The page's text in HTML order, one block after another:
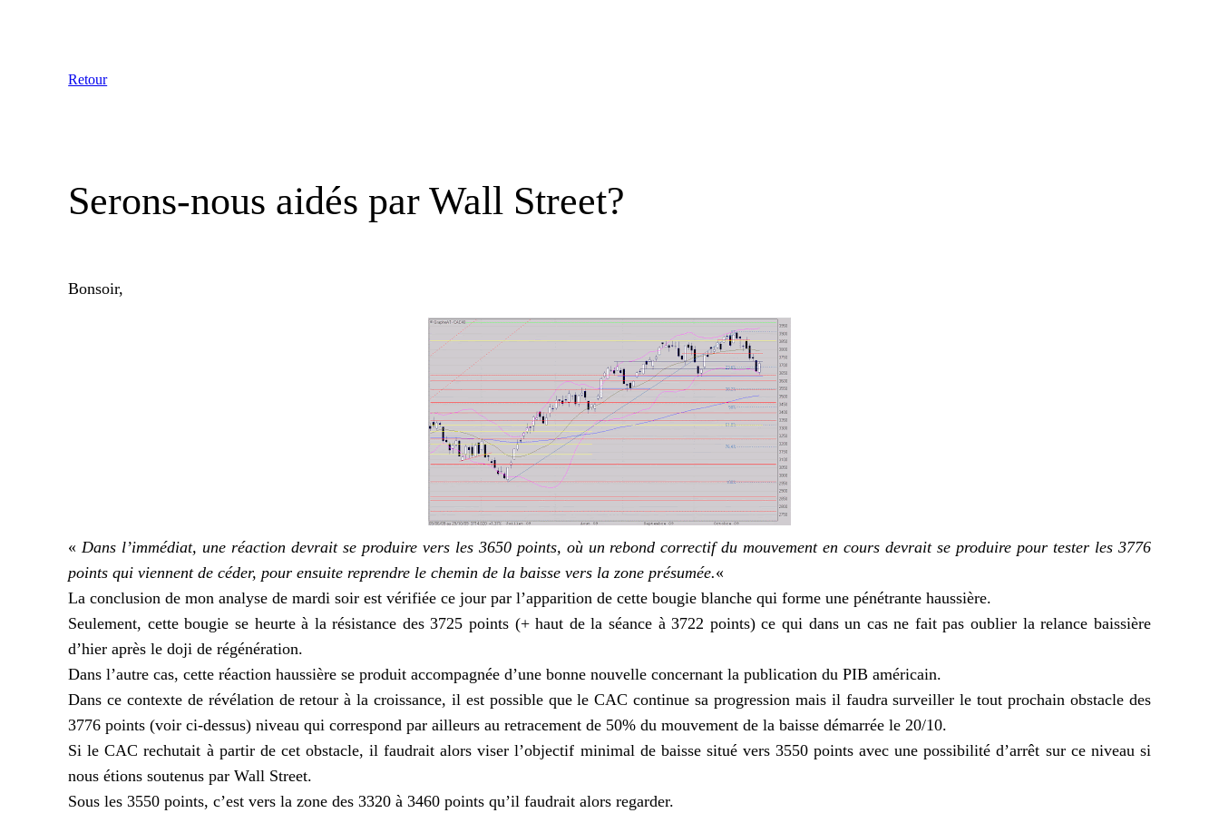
Retour
Serons-nous aidés par Wall Street?
Bonsoir,
«Dans l’immédiat, une réaction devrait se produire vers les 3650 points, où un rebond correctif du mouvement en cours devrait se produire pour tester les 3776
points qui viennent de céder, pour ensuite reprendre le chemin de la baisse vers la zone présumée.«
La conclusion de mon analyse de mardi soir est vérifiée ce jour par l’apparition de cette bougie blanche qui forme une pénétrante haussière.
Seulement, cette bougie se heurte à la résistance des 3725 points (+ haut de la séance à 3722 points) ce qui dans un cas ne fait pas oublier la relance baissière
d’hier après le doji de régénération.
Dans l’autre cas, cette réaction haussière se produit accompagnée d’une bonne nouvelle concernant la publication du PIB américain.
Dans ce contexte de révélation de retour à la croissance, il est possible que le CAC continue sa progression mais il faudra surveiller le tout prochain obstacle des
3776 points (voir ci-dessus) niveau qui correspond par ailleurs au retracement de 50% du mouvement de la baisse démarrée le 20/10.
Si le CAC rechutait à partir de cet obstacle, il faudrait alors viser l’objectif minimal de baisse situé vers 3550 points avec une possibilité d’arrêt sur ce niveau si
nous étions soutenus par Wall Street.
Sous les 3550 points, c’est vers la zone des 3320 à 3460 points qu’il faudrait alors regarder.